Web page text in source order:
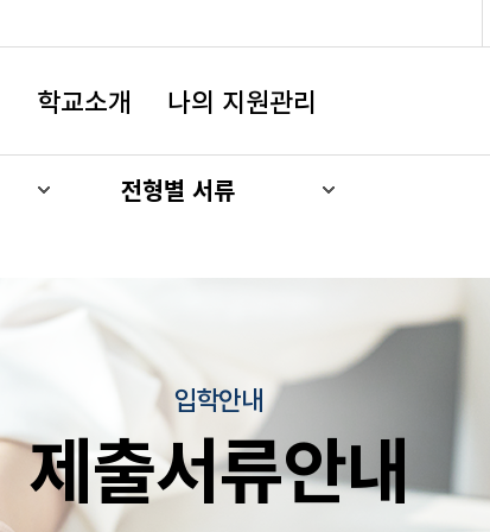
학교소개 나의 지원관리
전형별 서류
입학안내
제출서류안내